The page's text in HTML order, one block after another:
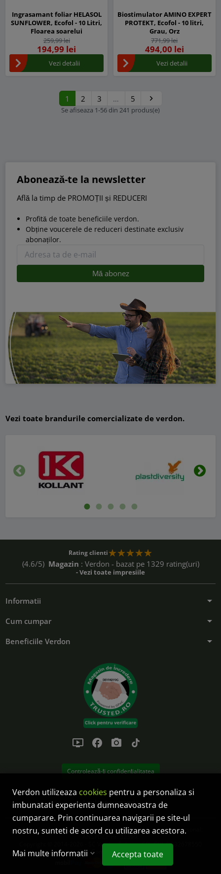
Ingrasamant foliar HELASOL
SUNFLOWER, Ecofol - 10 Litri,
Floarea soarelui
259,99 lei
194,99 lei
Vezi detalii
Biostimulator AMINO EXPERT
PROTEKT, Ecofol - 10 litri,
Grau, Orz
771,99 lei
494,00 lei
Vezi detalii
1 2 3 … 5 Urmatorul

Se afiseaza 1-56 din 241 produs(e)
Abonează-te la newsletter
Află la timp de PROMOȚII și REDUCERI
Profită de toate beneficiile verdon.
Obține voucerele de reduceri destinate exclusiv
abonaților.
Vezi toate brandurile comercializate de verdon.
Inapoi
Rating clienti
(4.6/5) Magazin : Verdon - bazat pe 1329 rating(uri)
- Vezi toate impresiile
Informatii arrow_drop_down
Cum cumpar arrow_drop_down
Beneficiile Verdon arrow_drop_down
ondemand_video facebook photo_camera tiktok
Controlează-ți confidențialitatea
Anulare comanda
SC Verdon Solution SRL este operator de date cu caracter personal:
Copyright © 2014-2026 - SC Verdon Solution SRL CUI: RO32678550
Reg.Com.: J32/38/2014
Verdon utilizeaza cookies pentru a personaliza si
imbunatati experienta dumneavoastra de
cumparare. Prin continuarea navigarii pe site-ul
nostru, sunteti de acord cu utilizarea acestora.
Mai multe informatii Accepta toate